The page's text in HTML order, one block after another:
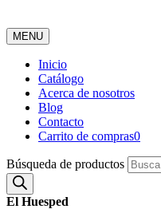
MENU
Inicio
Catálogo
Acerca de nosotros
Blog
Contacto
Carrito de compras0
Búsqueda de productos
El Huesped